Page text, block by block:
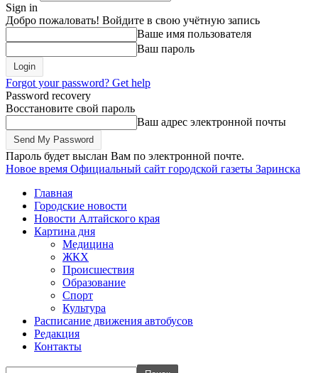
Sign in
Добро пожаловать! Войдите в свою учётную запись
Ваше имя пользователя
Ваш пароль
Forgot your password? Get help
Password recovery
Восстановите свой пароль
Ваш адрес электронной почты
Пароль будет выслан Вам по электронной почте.
Новое время Официальный сайт городской газеты Заринска
Главная
Городские новости
Новости Алтайского края
Картина дня
Медицина
ЖКХ
Происшествия
Образование
Спорт
Культура
Расписание движения автобусов
Редакция
Контакты